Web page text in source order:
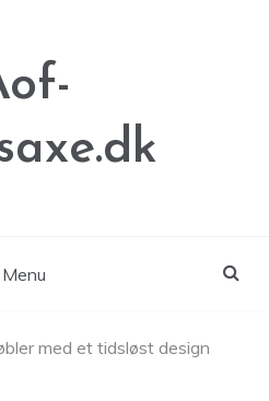
Menu
med et tidsløst design